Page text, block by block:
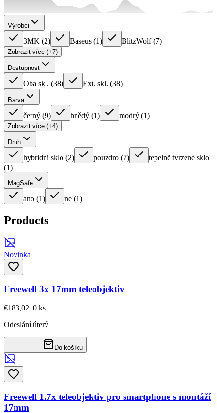
Výrobci
3MK (2) Baseus (1) BlitzWolf (7)
Zobrazit více (+7)
Dostupnost
Oba skl. (38) Ext. skl. (38)
Barva
černý (9) hnědý (1) modrý (1)
Zobrazit více (+4)
Druh
hybridní sklo (2) pouzdro (7)
tepelně tvrzené sklo
(1)
MagSafe
ano (1) ne (1)
Products
Novinka
Freewell 3x 17mm teleobjektiv
€183,0210 ks
Odeslání úterý
Do košíku
Freewell 1.7x teleobjektiv pro smartphone s montáží
17mm